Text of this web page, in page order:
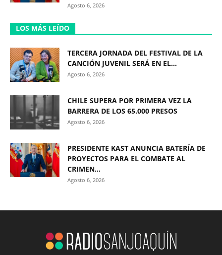
Agosto 6, 2026
LOS MÁS LEÍDO
TERCERA JORNADA DEL FESTIVAL DE LA
CANCIÓN JUVENIL SERÁ EN EL...
Agosto 6, 2026
CHILE SUPERA POR PRIMERA VEZ LA
BARRERA DE LOS 65.000 PRESOS
Agosto 6, 2026
PRESIDENTE KAST ANUNCIA BATERÍA DE
PROYECTOS PARA EL COMBATE AL
CRIMEN...
Agosto 6, 2026